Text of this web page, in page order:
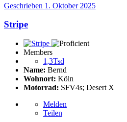
Geschrieben 1. Oktober 2025
Stripe
Members
1,3Tsd
Name: Bernd
Wohnort: Köln
Motorrad: SFV4s; Desert X
Melden
Teilen